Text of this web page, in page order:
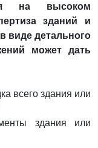
на высоком
зданий и
виде детального
может дать
всего здания или
здания или